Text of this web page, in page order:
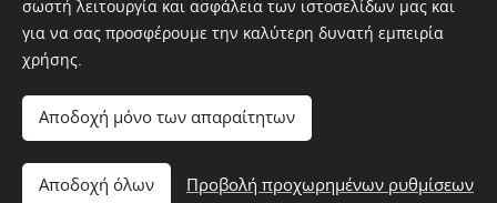
Powered byWebnode
Ελληνικά
English
σωστή λειτουργία και ασφάλεια των ιστοσελίδων μας και
για να σας προσφέρουμε την καλύτερη δυνατή εμπειρία
χρήσης.
Αποδοχή μόνο των απαραίτητων
Αποδοχή όλων Προβολή προχωρημένων ρυθμίσεων